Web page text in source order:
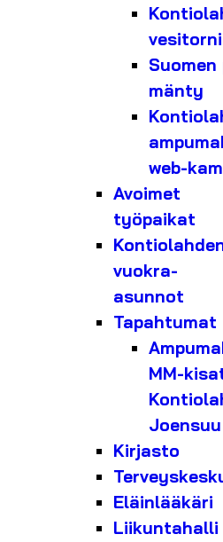
vesitorni
Suomen
mänty
web-
Avoimet
työpaikat
vuokra-
asunnot
Tapahtumat
MM-
Joensuu
Kirjasto
Eläinlääkäri
Liikuntahalli